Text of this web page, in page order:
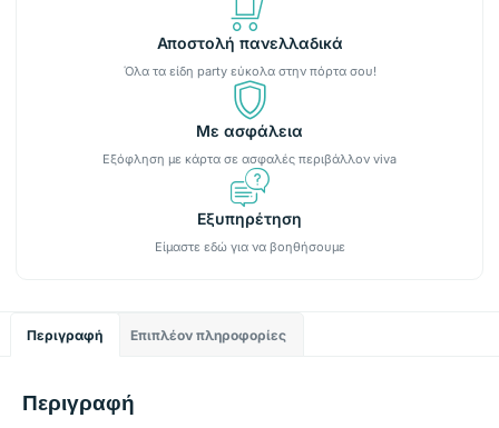
Αποστολή πανελλαδικά
Όλα τα είδη party εύκολα στην πόρτα σου!
Με ασφάλεια
Εξόφληση με κάρτα σε ασφαλές περιβάλλον viva
Εξυπηρέτηση
Είμαστε εδώ για να βοηθήσουμε
Περιγραφή Επιπλέον πληροφορίες
Περιγραφή